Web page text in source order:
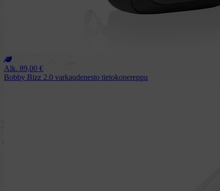
Alk. 89,00 €
Bobby Bizz 2.0 varkaudenesto tietokonereppu